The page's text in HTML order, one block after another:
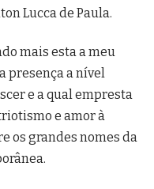
Lucca de Paula.
mais esta a meu
presença a nível
e a qual empresta
e amor à
os grandes nomes da